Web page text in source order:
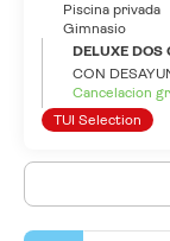
Piscina privada
Gimnasio
DELUXE DOS
CON
Cancelacion
TUI Selection